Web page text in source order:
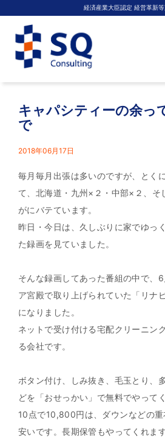
経済産業大臣認定 経営革新
キャパシティーの余っ
で
2018年06月17日
毎月毎月出張は多いのですが、とく
て、北海道・九州×２・中部×２、そ
がにバテています。
昨日・今日は、久しぶりに家でゆっ
た録画を見ていました。
そんな録画してあった番組の中で、
ア宮殿で取り上げられていた「リナ
になりました。
ネットで受け付ける宅配クリーニン
る会社です。
ボタン付け、しみ抜き、毛玉とり、
どを「おせっかい」で無料でやって
10点で10,800円は、ダウンなどの重
安いです。長期保管もやってくれます